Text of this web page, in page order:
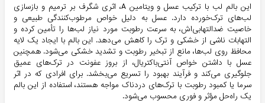
این بالم لب با ترکیب عسل و ویتامین A، اثری شگرف بر ترمیم و بازسازی
لب‌های ترک‌خورده دارد. عسل به دلیل خواص مرطوب‌کنندگی طبیعی و
خاصیت ضدالتهابی‌اش، به سرعت رطوبت مورد نیاز لب‌ها را تأمین کرده و
التهابات ناشی از خشکی و ترک را کاهش می‌دهد. این بالم با ایجاد یک لایه
محافظ روی لب‌ها، مانع از تبخیر رطوبت و تشدید خشکی می‌شود. همچنین
عسل با داشتن خواص آنتی‌باکتریال، از بروز عفونت در ترک‌های عمیق
جلوگیری می‌کند و فرآیند بهبود را تسریع می‌بخشد. برای افرادی که در اثر
سرما یا کمبود رطوبت با ترک‌های دردناک مواجه هستند، استفاده از این بالم
یک راه‌حل مؤثر و فوری محسوب می‌شود.